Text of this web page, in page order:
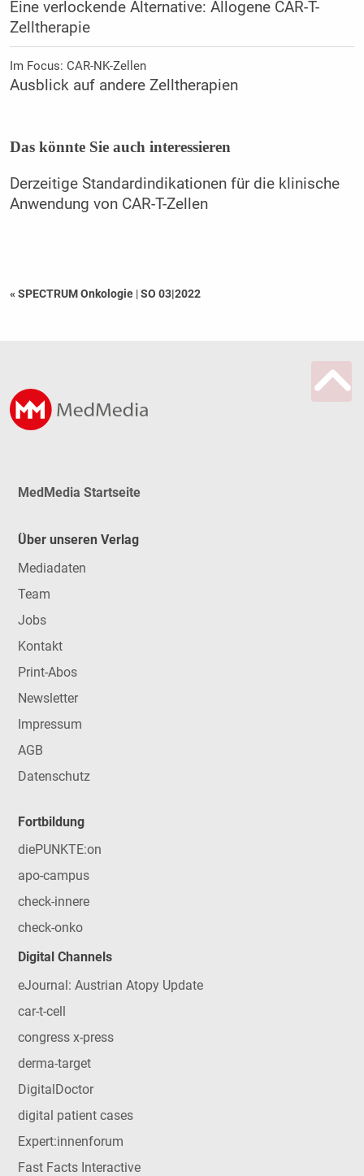
Eine verlockende Alternative: Allogene CAR-T-
Zelltherapie
Im Focus: CAR-NK-Zellen
Ausblick auf andere Zelltherapien
Das könnte Sie auch interessieren
Derzeitige Standardindikationen für die klinische
Anwendung von CAR-T-Zellen
« SPECTRUM Onkologie |SO 03|2022
MedMedia Startseite
Über unseren Verlag
Mediadaten
Team
Jobs
Kontakt
Print-Abos
Newsletter
Impressum
AGB
Datenschutz
Fortbildung
diePUNKTE:on
apo-campus
check-innere
check-onko
Digital Channels
eJournal: Austrian Atopy Update
car-t-cell
congress x-press
derma-target
DigitalDoctor
digital patient cases
Expert:innenforum
Fast Facts Interactive